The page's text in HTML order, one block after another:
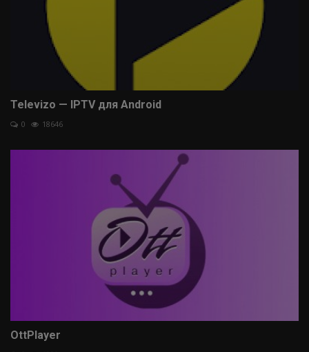
Televizo — IPTV для Android
0 18646
OttPlayer